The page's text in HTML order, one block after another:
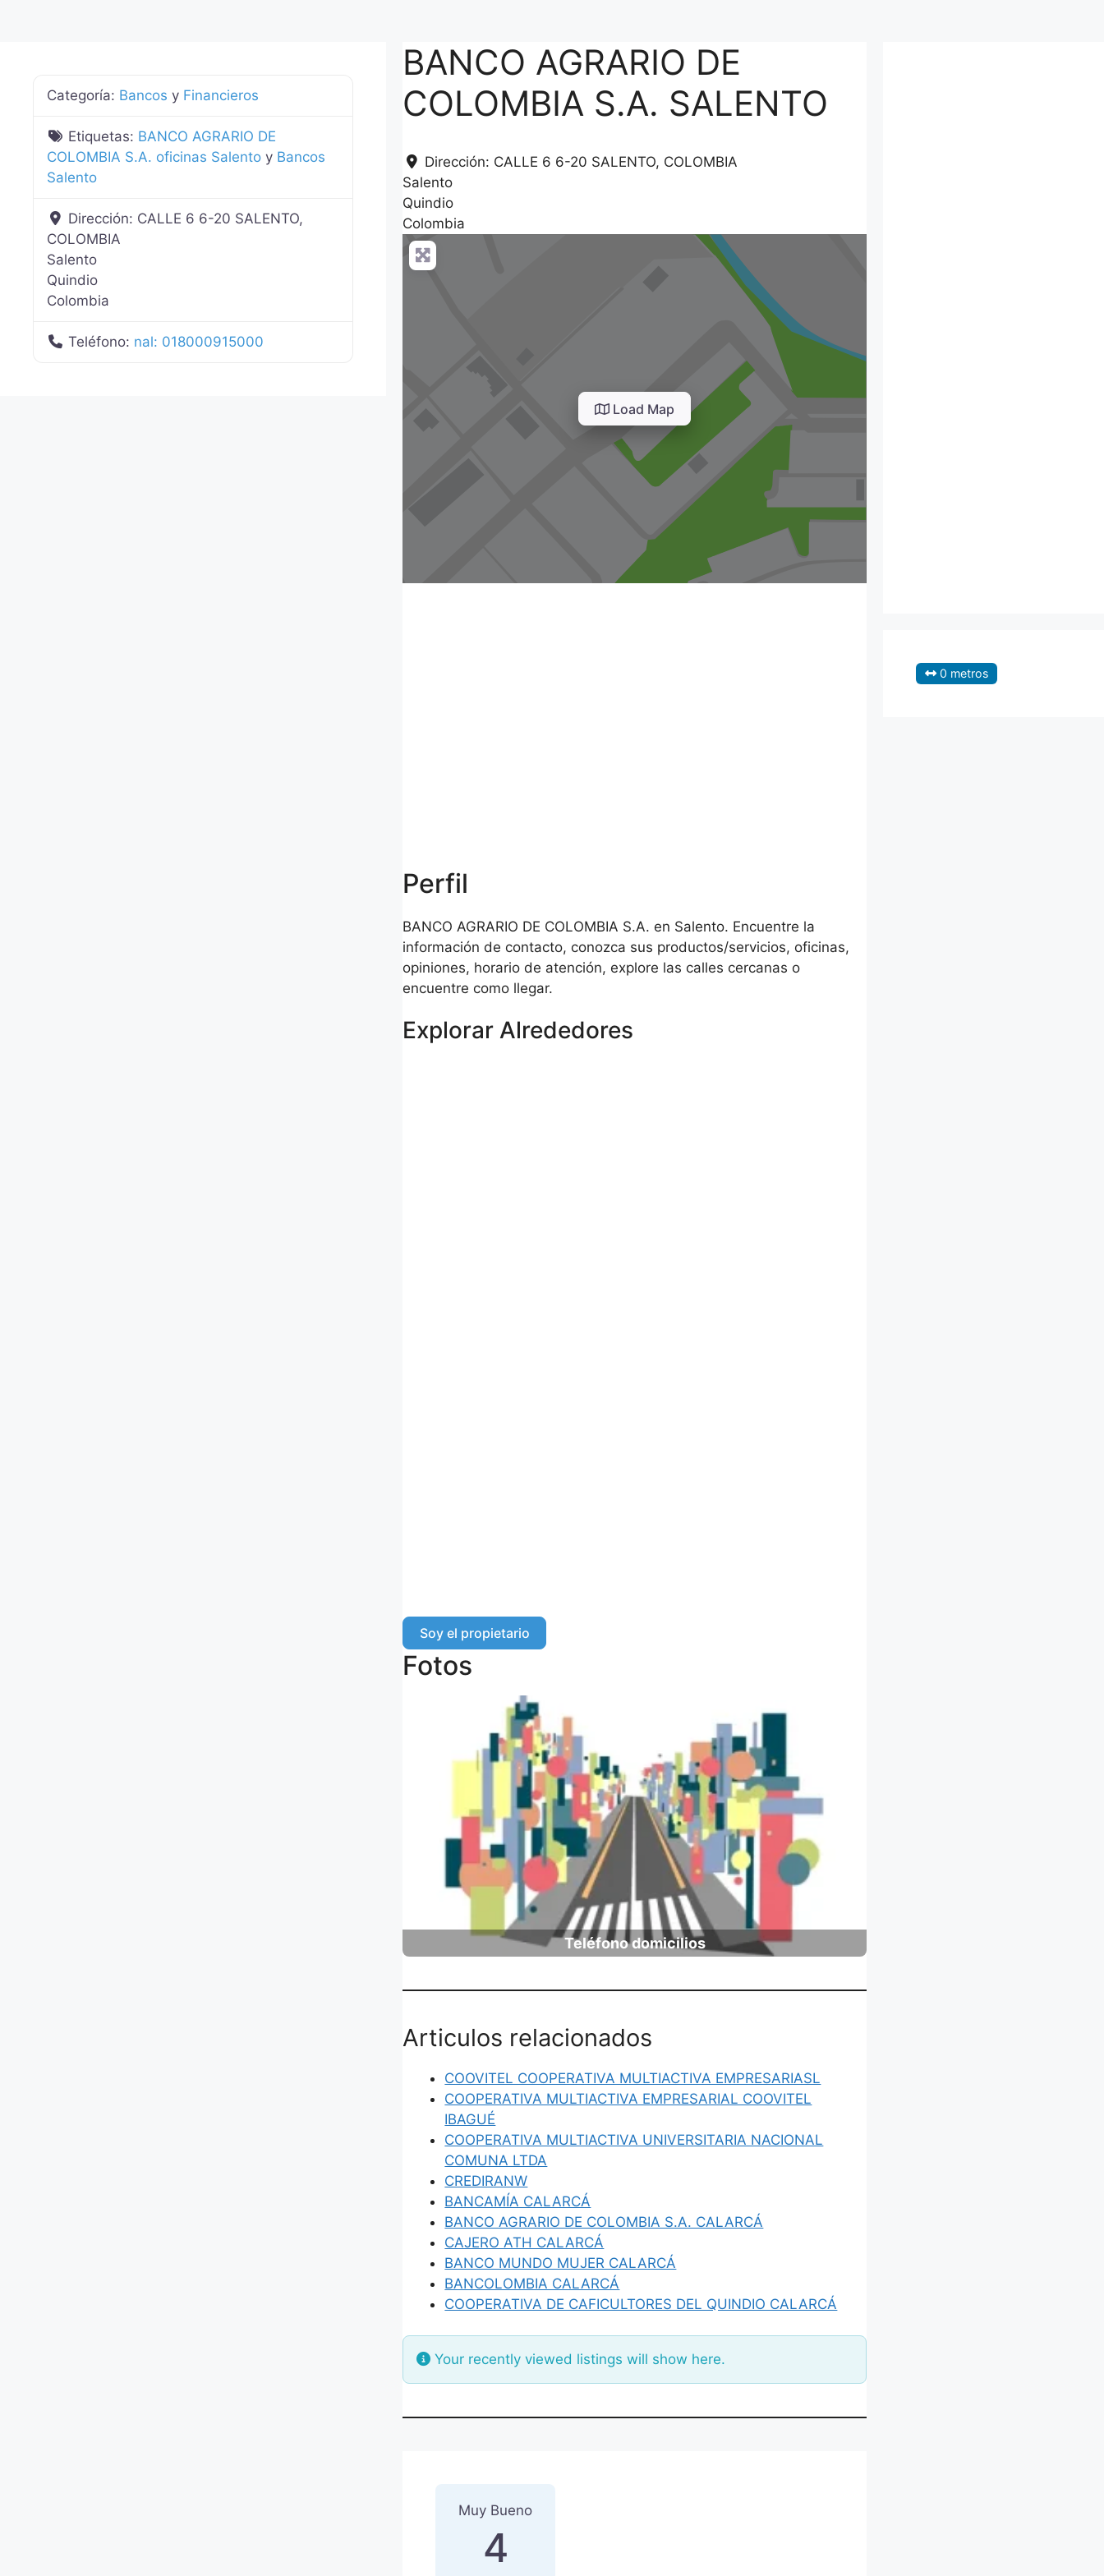
BANCO AGRARIO DE
COLOMBIA S.A. SALENTO
Dirección: CALLE 6 6-20 SALENTO, COLOMBIA
Salento
Quindio
Colombia
Load Map
Perfil
BANCO AGRARIO DE COLOMBIA S.A. en Salento. Encuentre la
información de contacto, conozca sus productos/servicios, oficinas,
opiniones, horario de atención, explore las calles cercanas o
encuentre como llegar.
Explorar Alrededores
Soy el propietario
Fotos
Teléfono domicilios
Articulos relacionados
COOVITEL COOPERATIVA MULTIACTIVA EMPRESARIASL
COOPERATIVA MULTIACTIVA EMPRESARIAL COOVITEL
IBAGUÉ
COOPERATIVA MULTIACTIVA UNIVERSITARIA NACIONAL
COMUNA LTDA
CREDIRANW
BANCAMÍA CALARCÁ
BANCO AGRARIO DE COLOMBIA S.A. CALARCÁ
CAJERO ATH CALARCÁ
BANCO MUNDO MUJER CALARCÁ
BANCOLOMBIA CALARCÁ
COOPERATIVA DE CAFICULTORES DEL QUINDIO CALARCÁ
Your recently viewed listings will show here.
Muy Bueno
4
Categoría: Bancos y Financieros
Etiquetas: BANCO AGRARIO DE
COLOMBIA S.A. oficinas Salento y Bancos
Salento
Dirección: CALLE 6 6-20 SALENTO,
COLOMBIA
Salento
Quindio
Colombia
Teléfono: nal: 018000915000
0 metros